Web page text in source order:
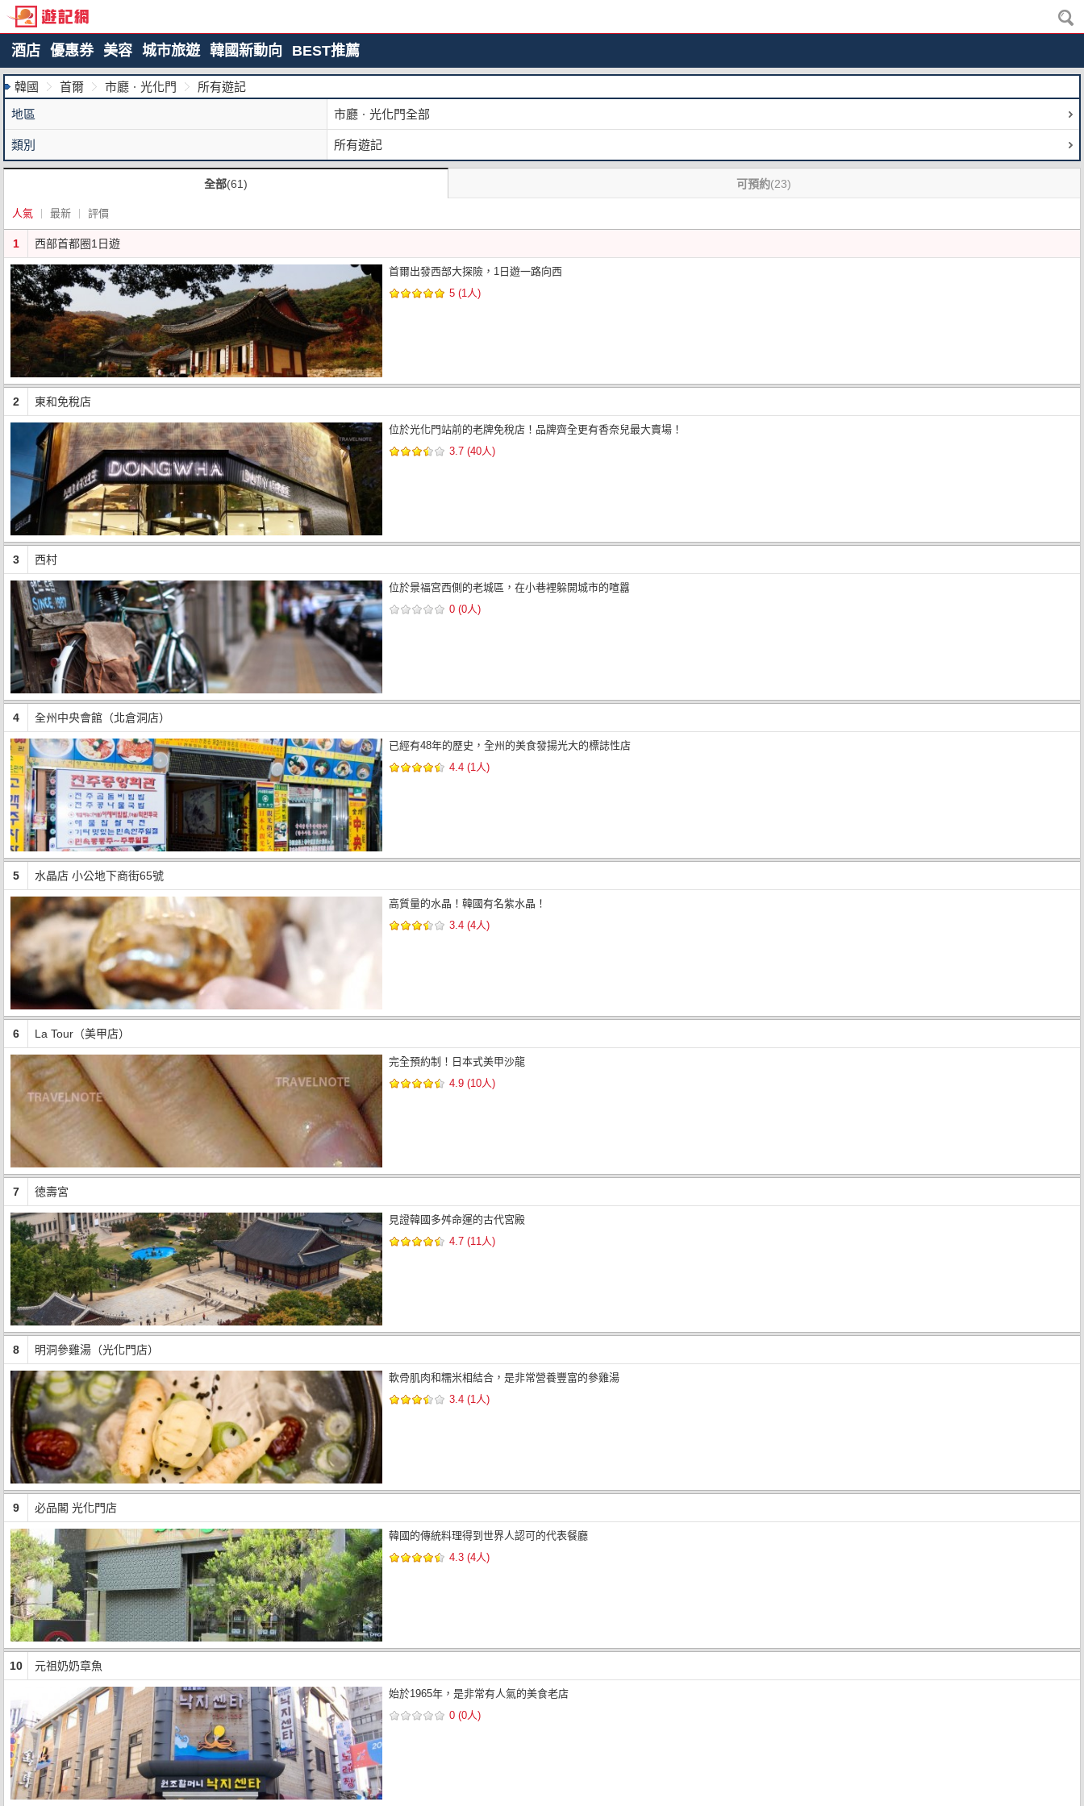
酒店 優惠券 美容 城市旅遊 韓國新動向 BEST推薦
韓國 首爾 市廳ㆍ光化門
所有遊記
地區
市廳ㆍ光化門全部
類別 所有遊記
全部(61) 可預約(23)
人氣 最新 評價
1 西部首都圈1日遊
首爾出發西部大探險，1日遊一路向西
5 (1人)
2 東和免稅店
位於光化門站前的老牌免稅店！品牌齊全更有香奈兒最大賣場！
3.7 (40人)
3 西村
位於景福宮西側的老城區，在小巷裡躲開城市的喧囂
0 (0人)
4 全州中央會館（北倉洞店）
已經有48年的歷史，全州的美食發揚光大的標誌性店
4.4 (1人)
5 水晶店 小公地下商街65號
高質量的水晶！韓國有名紫水晶！
3.4 (4人)
6 La Tour（美甲店）
完全預約制！日本式美甲沙龍
4.9 (10人)
7 徳壽宮
見證韓國多舛命運的古代宮殿
4.7 (11人)
8 明洞參雞湯（光化門店）
軟骨肌肉和糯米相結合，是非常營養豐富的參雞湯
3.4 (1人)
9 必品閣 光化門店
韓國的傳統料理得到世界人認可的代表餐廳
4.3 (4人)
10 元祖奶奶章魚
始於1965年，是非常有人氣的美食老店
0 (0人)